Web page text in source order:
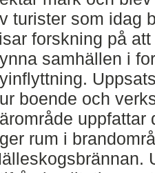
turister som idag
forskning på
samhällen i
boende och
uppfattar
rum i